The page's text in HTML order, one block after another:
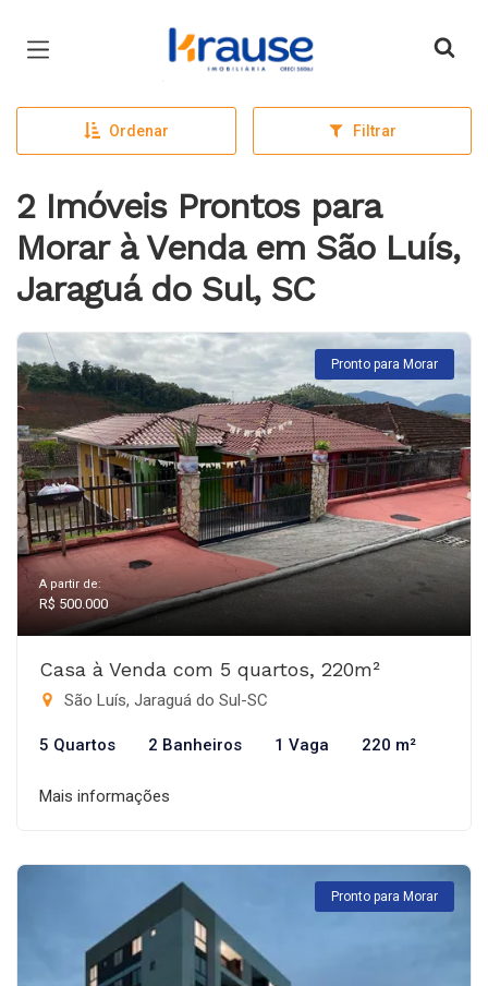
Página inicial
Ordenar Filtrar
2 Imóveis Prontos para
Morar à Venda em São Luís,
Jaraguá do Sul, SC
Pronto para Morar
A partir de:
R$ 500.000
Casa à Venda com 5 quartos, 220m²
São Luís, Jaraguá do Sul-SC
5 Quartos 2 Banheiros 1 Vaga 220 m²
Mais informações
Pronto para Morar